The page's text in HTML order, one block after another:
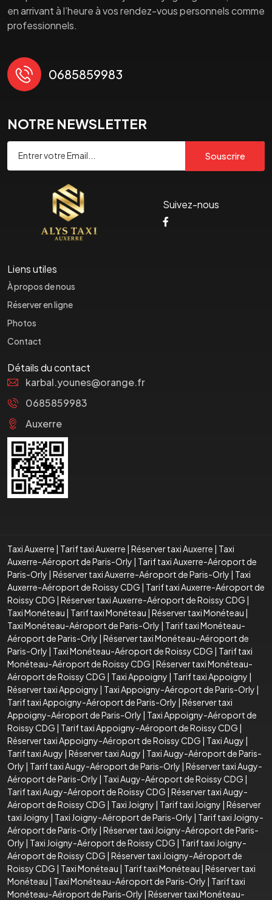
en arrivant à l’heure à vos rendez-vous personnels comme
professionnels.
0685859983
NOTRE NEWSLETTER
Souscrire
Suivez-nous
Liens utiles
À propos de nous
Réserver en ligne
Photos
Contact
Détails du contact
karbal.younes@orange.fr
0685859983
Auxerre
Taxi Auxerre | Tarif taxi Auxerre | Réserver taxi Auxerre | Taxi
Auxerre-Aéroport de Paris-Orly | Tarif taxi Auxerre-Aéroport de
Paris-Orly | Réserver taxi Auxerre-Aéroport de Paris-Orly | Taxi
Auxerre-Aéroport de Roissy CDG | Tarif taxi Auxerre-Aéroport de
Roissy CDG | Réserver taxi Auxerre-Aéroport de Roissy CDG |
Taxi Monéteau | Tarif taxi Monéteau | Réserver taxi Monéteau |
Taxi Monéteau-Aéroport de Paris-Orly | Tarif taxi Monéteau-
Aéroport de Paris-Orly | Réserver taxi Monéteau-Aéroport de
Paris-Orly | Taxi Monéteau-Aéroport de Roissy CDG | Tarif taxi
Monéteau-Aéroport de Roissy CDG | Réserver taxi Monéteau-
Aéroport de Roissy CDG | Taxi Appoigny | Tarif taxi Appoigny |
Réserver taxi Appoigny | Taxi Appoigny-Aéroport de Paris-Orly |
Tarif taxi Appoigny-Aéroport de Paris-Orly | Réserver taxi
Appoigny-Aéroport de Paris-Orly | Taxi Appoigny-Aéroport de
Roissy CDG | Tarif taxi Appoigny-Aéroport de Roissy CDG |
Réserver taxi Appoigny-Aéroport de Roissy CDG | Taxi Augy |
Tarif taxi Augy | Réserver taxi Augy | Taxi Augy-Aéroport de Paris-
Orly | Tarif taxi Augy-Aéroport de Paris-Orly | Réserver taxi Augy-
Aéroport de Paris-Orly | Taxi Augy-Aéroport de Roissy CDG |
Tarif taxi Augy-Aéroport de Roissy CDG | Réserver taxi Augy-
Aéroport de Roissy CDG | Taxi Joigny | Tarif taxi Joigny | Réserver
taxi Joigny | Taxi Joigny-Aéroport de Paris-Orly | Tarif taxi Joigny-
Aéroport de Paris-Orly | Réserver taxi Joigny-Aéroport de Paris-
Orly | Taxi Joigny-Aéroport de Roissy CDG | Tarif taxi Joigny-
Aéroport de Roissy CDG | Réserver taxi Joigny-Aéroport de
Roissy CDG | Taxi Monéteau | Tarif taxi Monéteau | Réserver taxi
Monéteau | Taxi Monéteau-Aéroport de Paris-Orly | Tarif taxi
Monéteau-Aéroport de Paris-Orly | Réserver taxi Monéteau-